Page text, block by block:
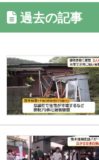
過去の記事